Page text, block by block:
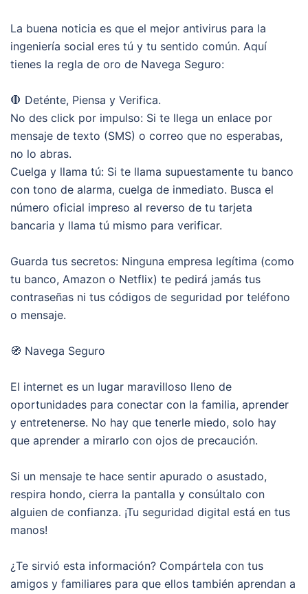
La buena noticia es que el mejor antivirus para la
ingeniería social eres tú y tu sentido común. Aquí
tienes la regla de oro de Navega Seguro:
🛑 Deténte, Piensa y Verifica.
No des click por impulso: Si te llega un enlace por
mensaje de texto (SMS) o correo que no esperabas,
no lo abras.
Cuelga y llama tú: Si te llama supuestamente tu banco
con tono de alarma, cuelga de inmediato. Busca el
número oficial impreso al reverso de tu tarjeta
bancaria y llama tú mismo para verificar.
Guarda tus secretos: Ninguna empresa legítima (como
tu banco, Amazon o Netflix) te pedirá jamás tus
contraseñas ni tus códigos de seguridad por teléfono
o mensaje.
🧭 Navega Seguro
El internet es un lugar maravilloso lleno de
oportunidades para conectar con la familia, aprender
y entretenerse. No hay que tenerle miedo, solo hay
que aprender a mirarlo con ojos de precaución.
Si un mensaje te hace sentir apurado o asustado,
respira hondo, cierra la pantalla y consúltalo con
alguien de confianza. ¡Tu seguridad digital está en tus
manos!
¿Te sirvió esta información? Compártela con tus
amigos y familiares para que ellos también aprendan a